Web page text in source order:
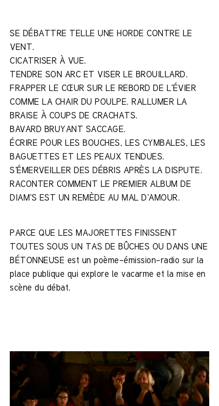
SE DÉBATTRE TELLE UNE HORDE CONTRE LE
VENT.
CICATRISER À VUE.
TENDRE SON ARC ET VISER LE BROUILLARD.
FRAPPER LE CŒUR SUR LE REBORD DE L’ÉVIER
COMME LA CHAIR DU POULPE. RALLUMER LA
BRAISE À COUPS DE CRACHATS.
BAVARD BRUYANT SACCAGE.
ÉCRIRE POUR LES BOUCHES, LES CYMBALES, LES
BAGUETTES ET LES PEAUX TENDUES.
S’ÉMERVEILLER DES DÉBRIS APRÈS LA DISPUTE.
RACONTER COMMENT LE PREMIER ALBUM DE
DIAM’S EST UN REMÈDE AU MAL D’AMOUR.
PARCE QUE LES MAJORETTES FINISSENT
TOUTES SOUS UN TAS DE BÛCHES OU DANS UNE
BÉTONNEUSE est un poème-émission-radio sur la
place publique qui explore le vacarme et la mise en
scène du débat.